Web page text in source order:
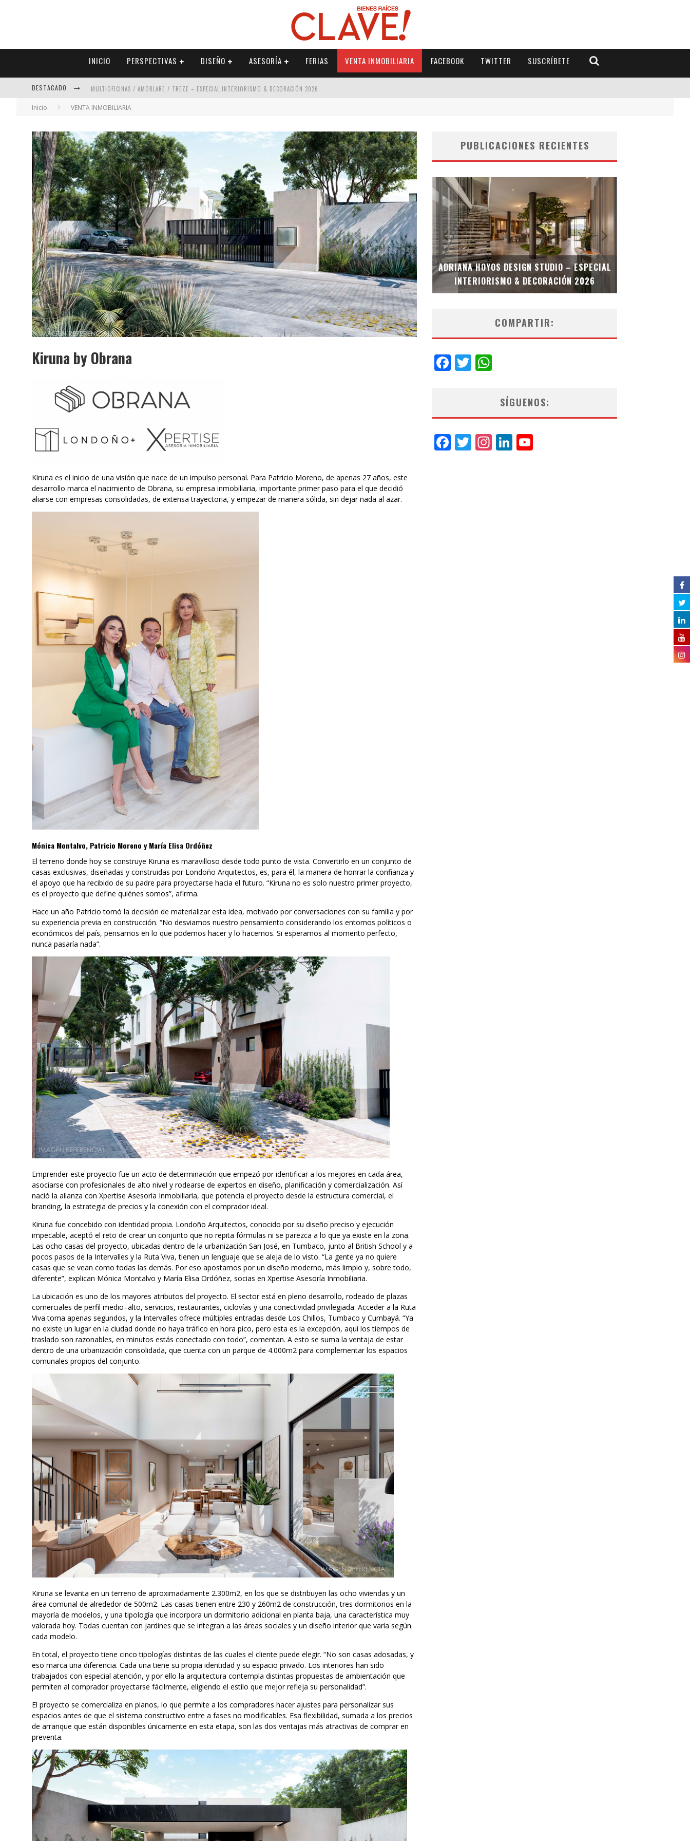
INICIO PERSPECTIVAS DISEÑO ASESORÍA FERIAS VENTA INMOBILIARIA FACEBOOK TWITTER SUSCRÍBETE
DESTACADO MULTIOFICINAS / AMOBLARE / TREZE – ESPECIAL INTERIORISMO & DECORACIÓN 2026
ABAD VERGARA ARQUITECTOS – ESPECIAL INTERIORISMO & DECORACIÓN 2026
COLINEAL – ESPECIAL INTERIORISMO & DECORACIÓN 2026
ADRIANA HOYOS DESIGN STUDIO – ESPECIAL INTERIORISMO & DECORACIÓN 2026
Inicio VENTA INMOBILIARIA
Kiruna by Obrana
Kiruna es el inicio de una visión que nace de un impulso personal. Para Patricio Moreno, de apenas 27 años, este
desarrollo marca el nacimiento de Obrana, su empresa inmobiliaria, importante primer paso para el que decidió
aliarse con empresas consolidadas, de extensa trayectoria, y empezar de manera sólida, sin dejar nada al azar.
Mónica Montalvo, Patricio Moreno y María Elisa Ordóñez
El terreno donde hoy se construye Kiruna es maravilloso desde todo punto de vista. Convertirlo en un conjunto de
casas exclusivas, diseñadas y construidas por Londoño Arquitectos, es, para él, la manera de honrar la confianza y
el apoyo que ha recibido de su padre para proyectarse hacia el futuro. “Kiruna no es solo nuestro primer proyecto,
es el proyecto que define quiénes somos”, afirma.
Hace un año Patricio tomó la decisión de materializar esta idea, motivado por conversaciones con su familia y por
su experiencia previa en construcción. “No desviamos nuestro pensamiento considerando los entornos políticos o
económicos del país, pensamos en lo que podemos hacer y lo hacemos. Si esperamos al momento perfecto,
nunca pasaría nada”.
Emprender este proyecto fue un acto de determinación que empezó por identificar a los mejores en cada área,
asociarse con profesionales de alto nivel y rodearse de expertos en diseño, planificación y comercialización. Así
nació la alianza con Xpertise Asesoría Inmobiliaria, que potencia el proyecto desde la estructura comercial, el
branding, la estrategia de precios y la conexión con el comprador ideal.
Kiruna fue concebido con identidad propia. Londoño Arquitectos, conocido por su diseño preciso y ejecución
impecable, aceptó el reto de crear un conjunto que no repita fórmulas ni se parezca a lo que ya existe en la zona.
Las ocho casas del proyecto, ubicadas dentro de la urbanización San José, en Tumbaco, junto al British School y a
pocos pasos de la Intervalles y la Ruta Viva, tienen un lenguaje que se aleja de lo visto. “La gente ya no quiere
casas que se vean como todas las demás. Por eso apostamos por un diseño moderno, más limpio y, sobre todo,
diferente”, explican Mónica Montalvo y María Elisa Ordóñez, socias en Xpertise Asesoría Inmobiliaria.
La ubicación es uno de los mayores atributos del proyecto. El sector está en pleno desarrollo, rodeado de plazas
comerciales de perfil medio–alto, servicios, restaurantes, ciclovías y una conectividad privilegiada. Acceder a la Ruta
Viva toma apenas segundos, y la Intervalles ofrece múltiples entradas desde Los Chillos, Tumbaco y Cumbayá. “Ya
no existe un lugar en la ciudad donde no haya tráfico en hora pico, pero esta es la excepción, aquí los tiempos de
traslado son razonables, en minutos estás conectado con todo”, comentan. A esto se suma la ventaja de estar
dentro de una urbanización consolidada, que cuenta con un parque de 4.000m2 para complementar los espacios
comunales propios del conjunto.
Kiruna se levanta en un terreno de aproximadamente 2.300m2, en los que se distribuyen las ocho viviendas y un
área comunal de alrededor de 500m2. Las casas tienen entre 230 y 260m2 de construcción, tres dormitorios en la
mayoría de modelos, y una tipología que incorpora un dormitorio adicional en planta baja, una característica muy
valorada hoy. Todas cuentan con jardines que se integran a las áreas sociales y un diseño interior que varía según
cada modelo.
En total, el proyecto tiene cinco tipologías distintas de las cuales el cliente puede elegir. “No son casas adosadas, y
eso marca una diferencia. Cada una tiene su propia identidad y su espacio privado. Los interiores han sido
trabajados con especial atención, y por ello la arquitectura contempla distintas propuestas de ambientación que
permiten al comprador proyectarse fácilmente, eligiendo el estilo que mejor refleja su personalidad”.
El proyecto se comercializa en planos, lo que permite a los compradores hacer ajustes para personalizar sus
espacios antes de que el sistema constructivo entre a fases no modificables. Esa flexibilidad, sumada a los precios
de arranque que están disponibles únicamente en esta etapa, son las dos ventajas más atractivas de comprar en
preventa.
PUBLICACIONES RECIENTES
MUBB DESIGN STUDIO – ESPECIAL
INTERIORISMO & DECORACIÓN 2026
ADRIANA HOYOS DESIGN STUDIO – ESPECIAL
INTERIORISMO & DECORACIÓN 2026
COMPARTIR:
Facebook
Twitter
SÍGUENOS:
Facebook
Twitter
Instagram
LinkedIn